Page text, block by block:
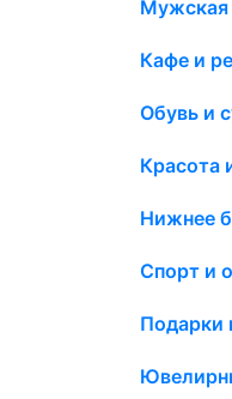
Кафе и
Обувь и
Красота
Нижнее
Спорт и
Подарки